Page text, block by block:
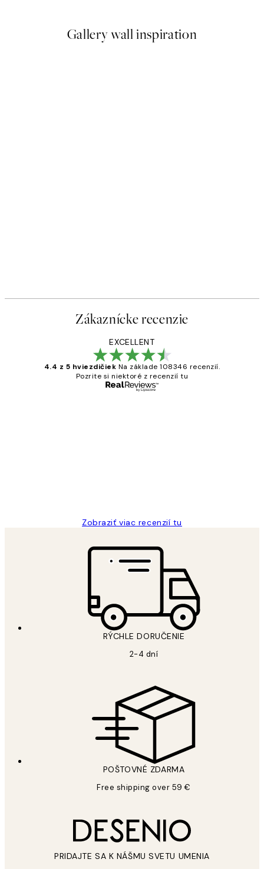
Gallery wall inspiration
Zákaznícke recenzie
EXCELLENT
4.4 z 5 hviezdičiek Na základe 108346 recenzií.
Pozrite si niektoré z recenzií tu
Zobraziť viac recenzií tu
RÝCHLE DORUČENIE
2-4 dní
POŠTOVNÉ ZDARMA
Free shipping over 59 €
PRIDAJTE SA K NÁŠMU SVETU UMENIA